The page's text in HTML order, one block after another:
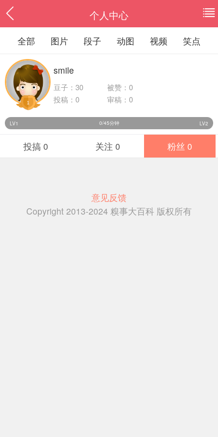
个人中心
全部 图片 段子 动图 视频 笑点
1
smile
豆子： 30
被赞：0
投稿：0
审稿：0
LV1 0/45分钟 LV2
投搞 0 关注 0 粉丝 0
意见反馈
Copyright 2013-2024 糗事大百科 版权所有